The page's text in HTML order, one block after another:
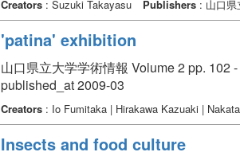
Creators: Suzuki Takayasu Publishers: 山口県
'patina' exhibition
山口県立大学学術情報 Volume 2 pp. 102
published_at 2009-03
Creators: Io Fumitaka | Hirakawa Kazuaki |
Insects and food culture